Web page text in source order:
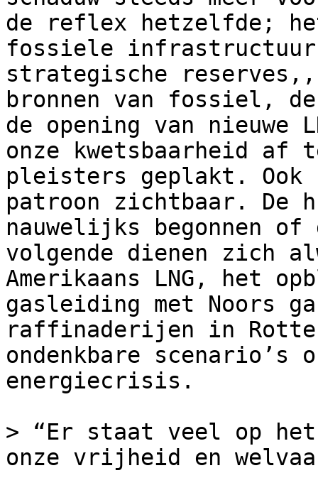
de reflex hetzelfde;
fossiele infrastructuur.
strategische reserves,,
bronnen van fossiel,
de opening van nieuwe
onze kwetsbaarheid af
pleisters geplakt. Ook
patroon zichtbaar. De
nauwelijks begonnen of
volgende dienen zich
Amerikaans LNG, het
gasleiding met Noors
raffinaderijen in
ondenkbare scenario’s
energiecrisis.
> “Er staat veel op
onze vrijheid en